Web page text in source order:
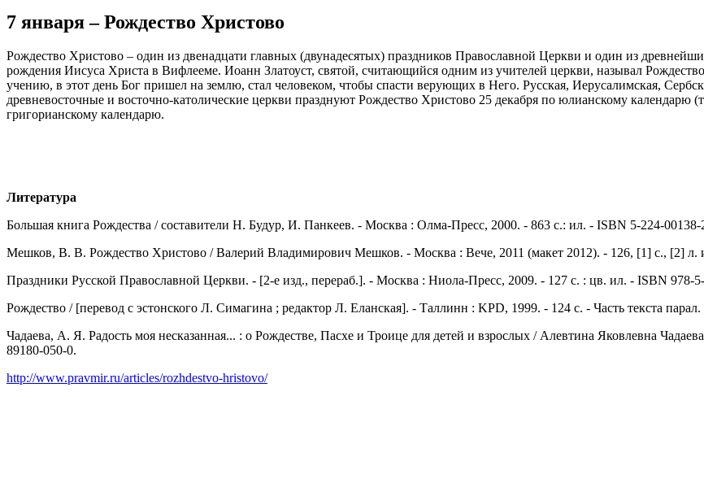
7 января – Рождество Христово
Рождество Христово – один из двенадцати главных (двунадесятых) праздников Православной Церкви и один из
рождения Иисуса Христа в Вифлееме. Иоанн Златоуст, святой, считающийся одним из учителей церкви, называл
учению, в этот день Бог пришел на землю, стал человеком, чтобы спасти верующих в Него. Русская, Иерусалимская,
древневосточные и восточно-католические церкви празднуют Рождество Христово 25 декабря по юлианскому календарю
григорианскому календарю.
Литература
Большая книга Рождества / составители Н. Будур, И. Панкеев. - Москва : Олма-Пресс, 2000. - 863 с.: ил. - ISBN 5-224-00138-
Мешков, В. В. Рождество Христово / Валерий Владимирович Мешков. - Москва : Вече, 2011 (макет 2012). - 126, [1] с., [2] л.
Праздники Русской Православной Церкви. - [2-е изд., перераб.]. - Москва : Ниола-Пресс, 2009. - 127 с. : цв. ил. - ISBN 978-
Рождество / [перевод с эстонского Л. Симагина ; редактор Л. Еланская]. - Таллинн : KPD, 1999. - 124 с. - Часть текста
Чадаева, А. Я. Радость моя несказанная... : о Рождестве, Пасхе и Троице для детей и взрослых / Алевтина Яковлевна
89180-050-0.
http://www.pravmir.ru/articles/rozhdestvo-hristovo/